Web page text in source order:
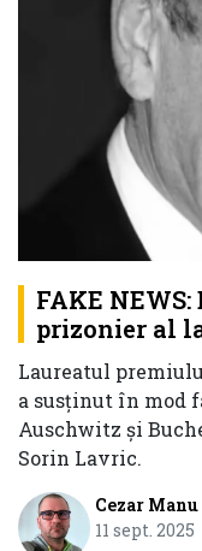
FAKE
prizonier al
Laureatul
a susținut în mod
Auschwitz și
Sorin Lavric.
Cezar Manu
11 sept. 2025